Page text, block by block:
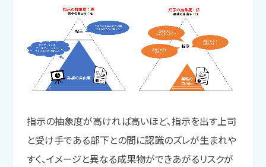
指示の抽象度が高ければ高いほど、指示を出す上司
と受け手である部下との間に認識のズレが生まれや
すく、イメージと異なる成果物ができあがるリスクが